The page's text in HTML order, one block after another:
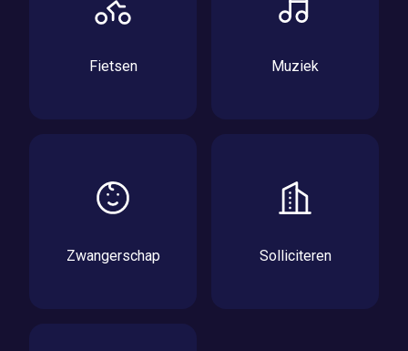
Fietsen Muziek
Zwangerschap Solliciteren